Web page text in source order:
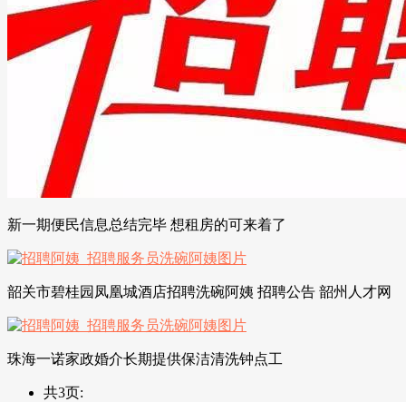
新一期便民信息总结完毕 想租房的可来着了
韶关市碧桂园凤凰城酒店招聘洗碗阿姨 招聘公告 韶州人才网
珠海一诺家政婚介长期提供保洁清洗钟点工
共3页: